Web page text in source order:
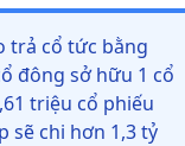
trả cổ tức bằng
đông sở hữu 1 cổ
triệu cổ phiếu
sẽ chi hơn 1,3 tỷ